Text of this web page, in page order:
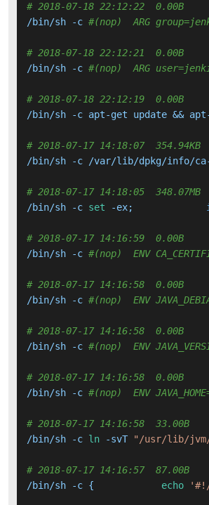
# 2018-07-18 22:12:22  0.00B
/bin/sh -c #(nop)  ARG
# 2018-07-18 22:12:21  0.00B
/bin/sh -c #(nop)  ARG
# 2018-07-18 22:12:19  0.00B
/bin/sh -c apt-get update &&
# 2018-07-17 14:18:07  354.94KB
/bin/sh -c /var/lib/dpkg/info/
# 2018-07-17 14:18:05  348.07MB
/bin/sh -c set
# 2018-07-17 14:16:59  0.00B
/bin/sh -c #(nop)  ENV
# 2018-07-17 14:16:58  0.00B
/bin/sh -c #(nop)  ENV
# 2018-07-17 14:16:58  0.00B
/bin/sh -c #(nop)  ENV
# 2018-07-17 14:16:58  0.00B
/bin/sh -c #(nop)  ENV
# 2018-07-17 14:16:58  33.00B
/bin/sh -c ln -svT "/usr/lib/jvm/
# 2018-07-17 14:16:57  87.00B
echo